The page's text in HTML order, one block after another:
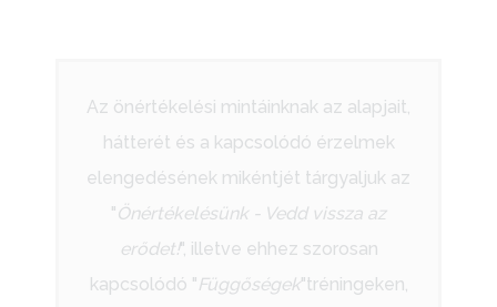
Az önértékelési mintáinknak az alapjait,
hátterét és a kapcsolódó érzelmek
elengedésének mikéntjét tárgyaljuk az
"Önértékelésünk - Vedd vissza az
erődet!", illetve ehhez szorosan
kapcsolódó "Függőségek"tréningeken,